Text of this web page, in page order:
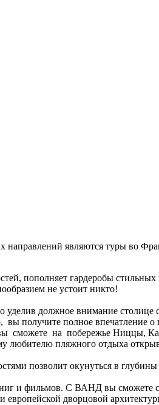
являются туры во
пополняет гардеробы
не устоит никто!
должное внимание столице
полное впечатление о
сможете на побережье Ниццы,
любителю пляжного отдыха
позволит окунуться в
и фильмов. С ВАНД вы сможете
европейской дворцовой